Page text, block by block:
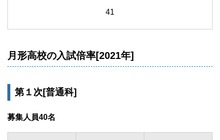
41
月形高校の入試倍率[2021年]
第１次[普通科]
募集人員40名